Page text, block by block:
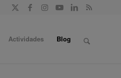
Actividades Blog